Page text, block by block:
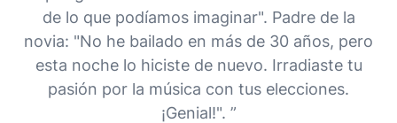
de lo que podíamos imaginar". Padre de la
novia: "No he bailado en más de 30 años, pero
esta noche lo hiciste de nuevo. Irradiaste tu
pasión por la música con tus elecciones.
¡Genial!". ”